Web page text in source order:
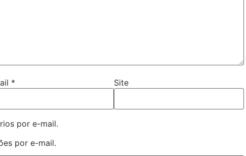
* Site
por e-mail.
por e-mail.